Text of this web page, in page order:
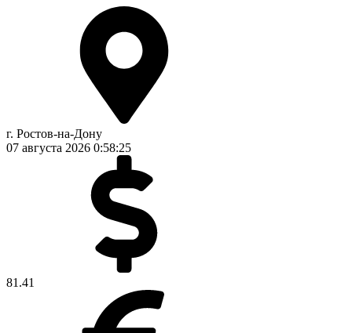
г. Ростов-на-Дону
07 августа 2026 0:58:26
81.41